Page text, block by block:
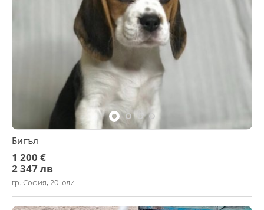
Бигъл
1 200 €
2 347 лв
гр. София, 20 юли